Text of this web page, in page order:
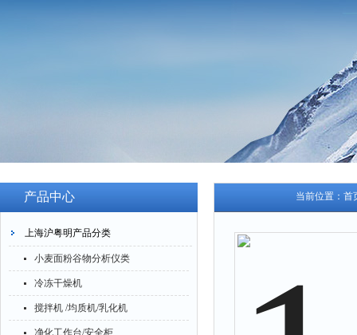
产品中心
上海沪粤明产品分类
小麦面粉谷物分析仪类
冷冻干燥机
搅拌机 /均质机/乳化机
净化工作台/安全柜
当前位置： 首